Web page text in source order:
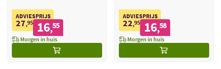
ADVIESPRIJS
27,95 16,55
Morgen in huis
ADVIESPRIJS
22,95 16,58
Morgen in huis